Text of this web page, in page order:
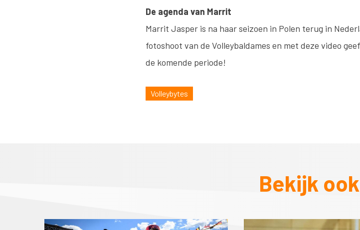
De agenda van Marrit
Marrit Jasper is na haar seizoen in Polen terug in
fotoshoot van de Volleybaldames en met deze video
de komende periode!
Volleybytes
Bekijk